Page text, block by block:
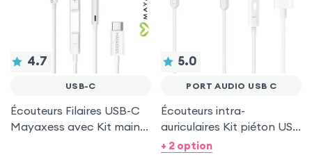
4.7
USB-C
Écouteurs Filaires USB-C
Mayaxess avec Kit main
5.0
PORT AUDIO USB C
Écouteurs intra-
auriculaires Kit piéton USB
Type C - Blanc
+ 2 option